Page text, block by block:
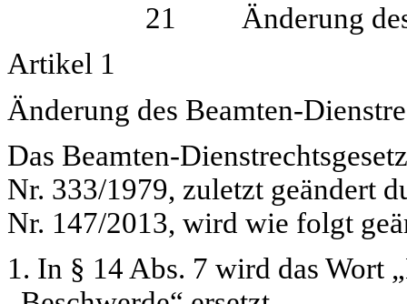
21 Änderung des
Artikel 1
Änderung des Beamten-
Das Beamten-
Nr. 333/1979, zuletzt geändert
Nr. 147/2013, wird wie folgt
1. In § 14 Abs. 7 wird das Wort